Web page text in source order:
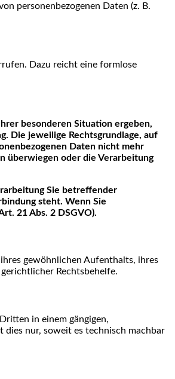
personenbezogenen Daten (z. B.
Dazu reicht eine formlose
besonderen Situation ergeben,
Die jeweilige Rechtsgrundlage, auf
Daten nicht mehr
überwiegen oder die Verarbeitung
Sie betreffender
steht. Wenn Sie
21 Abs. 2 DSGVO).
gewöhnlichen Aufenthalts, ihres
Rechtsbehelfe.
in einem gängigen,
dies nur, soweit es technisch machbar